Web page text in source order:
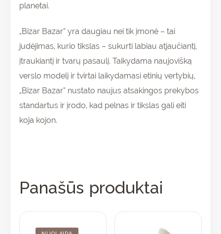
planetai.
„Bizar Bazar” yra daugiau nei tik įmonė – tai
judėjimas, kurio tikslas – sukurti labiau atjaučiantį,
įtraukiantį ir tvarų pasaulį. Taikydama naujovišką
verslo modelį ir tvirtai laikydamasi etinių vertybių,
„Bizar Bazar” nustato naujus atsakingos prekybos
standartus ir įrodo, kad pelnas ir tikslas gali eiti
koja kojon.
Panašūs produktai
was:
is: